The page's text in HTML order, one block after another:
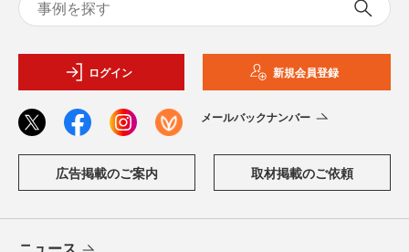
ログイン 新規会員登録
メールバックナンバー
広告掲載のご案内 取材掲載のご依頼